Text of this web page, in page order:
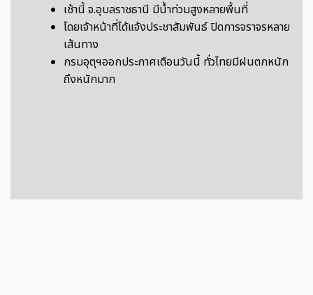
เช้านี้ จ.อุบลราชธานี มีน้ำท่วมสูงหลายพื้นที่
โดยเจ้าหน้าที่ได้แจ้งประชาสัมพันธ์ ปิดการจราจรหลาย
เส้นทาง
กรมอุตุฯออกประกาศเตือนวันนี้ ทั่วไทยมีฝนตกหนัก
ถึงหนักมาก